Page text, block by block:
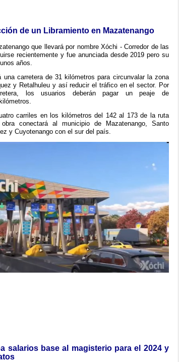
de un Libramiento en Mazatenango
que llevará por nombre Xóchi - Corredor de las
recientemente y fue anunciada desde 2019 pero su
años.
una carretera de 31 kilómetros para circunvalar la zona
y Retalhuleu y así reducir el tráfico en el sector. Por
los usuarios deberán pagar un peaje de
carriles en los kilómetros del 142 al 173 de la ruta
conectará al municipio de Mazatenango, Santo
y Cuyotenango con el sur del país.
salarios base al magisterio para el 2024 y